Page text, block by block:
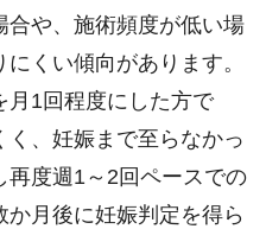
合や、施術頻度が低い場
くい傾向があります。
月1回程度にした方で
、妊娠まで至らなかっ
再度週1～2回ペースでの
月後に妊娠判定を得ら